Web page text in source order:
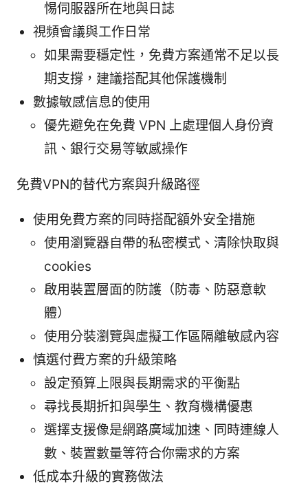
惕伺服器所在地與日誌
視頻會議與工作日常
如果需要穩定性，免費方案通常不足以長
期支撐，建議搭配其他保護機制
數據敏感信息的使用
優先避免在免費 VPN 上處理個人身份資
訊、銀行交易等敏感操作
免費VPN的替代方案與升級路徑
使用免費方案的同時搭配額外安全措施
使用瀏覽器自帶的私密模式、清除快取與
cookies
啟用裝置層面的防護（防毒、防惡意軟
體）
使用分裝瀏覽與虛擬工作區隔離敏感內容
慎選付費方案的升級策略
設定預算上限與長期需求的平衡點
尋找長期折扣與學生、教育機構優惠
選擇支援像是網路廣域加速、同時連線人
數、裝置數量等符合你需求的方案
低成本升級的實務做法